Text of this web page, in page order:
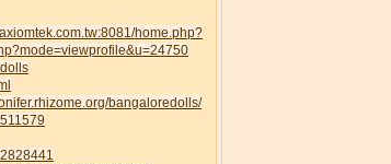
home.php?
bangaloredolls/